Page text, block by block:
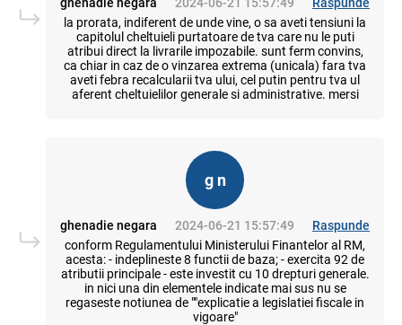
la prorata, indiferent de unde vine, o sa aveti tensiuni la
capitolul cheltuieli purtatoare de tva care nu le puti
atribui direct la livrarile impozabile. sunt ferm convins,
ca chiar in caz de o vinzarea extrema (unicala) fara tva
aveti febra recalcularii tva ului, cel putin pentru tva ul
aferent cheltuielilor generale si administrative. mersi
g n
ghenadie negara 2024-06-21 15:57:49
Raspunde
conform Regulamentului Ministerului Finantelor al RM,
acesta: - indeplineste 8 functii de baza; - exercita 92 de
atributii principale - este investit cu 10 drepturi generale.
in nici una din elementele indicate mai sus nu se
regaseste notiunea de ""explicatie a legislatiei fiscale in
vigoare"